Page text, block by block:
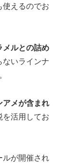
使えるのでお
メルとの詰め
ないラインナ
アメが含まれ
を活用してお
ルが開催され